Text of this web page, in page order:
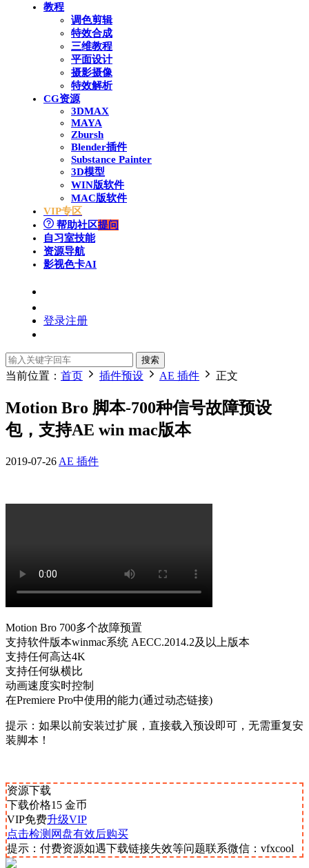
教程
调色剪辑
特效合成
三维教程
平面设计
摄影摄像
特效解析
CG资源
3DMAX
MAYA
Zbursh
Blender插件
Substance Painter
3D模型
WIN版软件
MAC版软件
VIP专区
帮助社区提问
自习室技能
资源导航
影视色卡AI
登录注册
搜索
当前位置： 首页 插件预设 AE 插件 正文
Motion Bro 脚本-700种信号故障预设
包，支持AE win mac版本
2019-07-26 AE 插件
Motion Bro 700多个故障预置
支持软件版本winmac系统 AECC.2014.2及以上版本
支持任何高达4K
支持任何纵横比
动画速度实时控制
在Premiere Pro中使用的能力(通过动态链接)
提示：如果以前安装过扩展，直接载入预设即可，无需重复安
装脚本！
资源下载
下载价格15 金币
VIP免费升级VIP
点击检测网盘有效后购买
提示：付费资源如遇下载链接失效等问题联系微信：vfxcool